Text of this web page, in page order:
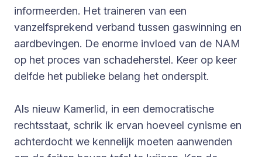
informeerden. Het traineren van een
vanzelfsprekend verband tussen gaswinning en
aardbevingen. De enorme invloed van de NAM
op het proces van schadeherstel. Keer op keer
delfde het publieke belang het onderspit.
Als nieuw Kamerlid, in een democratische
rechtsstaat, schrik ik ervan hoeveel cynisme en
achterdocht we kennelijk moeten aanwenden